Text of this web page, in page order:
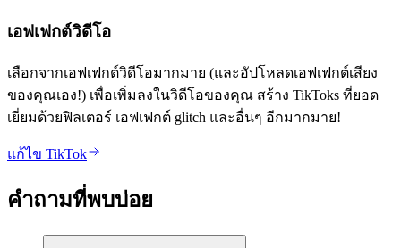
เอฟเฟกต์วิดีโอ
เลือกจากเอฟเฟกต์วิดีโอมากมาย (และอัปโหลดเอฟเฟกต์เสียง
ของคุณเอง!) เพื่อเพิ่มลงในวิดีโอของคุณ สร้าง TikToks ที่ยอด
เยี่ยมด้วยฟิลเตอร์ เอฟเฟกต์ glitch และอื่นๆ อีกมากมาย!
แก้ไข TikTok
คำถามที่พบบ่อย